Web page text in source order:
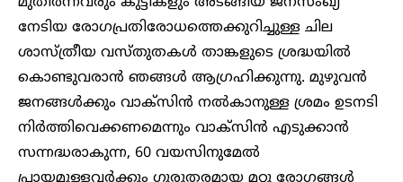
നേടിയ രോഗപ്രതിരോധത്തെക്കുറിച്ചുള്ള ചില
ശാസ്ത്രീയ വസ്തുതകള്‍ താങ്കളുടെ ശ്രദ്ധയില്‍
കൊണ്ടുവരാന്‍ ഞങ്ങള്‍ ആഗ്രഹിക്കുന്നു. മുഴുവന്‍
ജനങ്ങള്‍ക്കും വാക്‌സിന്‍ നല്‍കാനുള്ള ശ്രമം ഉടനടി
നിര്‍ത്തിവെക്കണമെന്നും വാക്സിൻ എടുക്കാൻ
സന്നദ്ധരാകുന്ന, 60 വയസിനുമേല്‍